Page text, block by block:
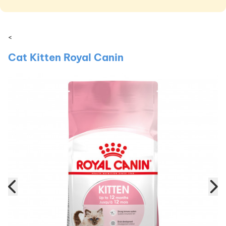
<
Cat Kitten Royal Canin